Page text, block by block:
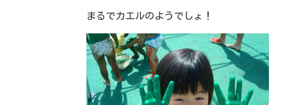
まるでカエルのようでしょ！